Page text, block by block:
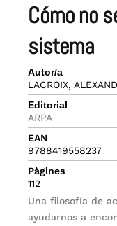
cómo no ser un esclavo del
sistema
Autor/a
LACROIX,
Editorial
ARPA
EAN
9788419558237
Pàgines
112
Una filosofía de
ayudarnos a